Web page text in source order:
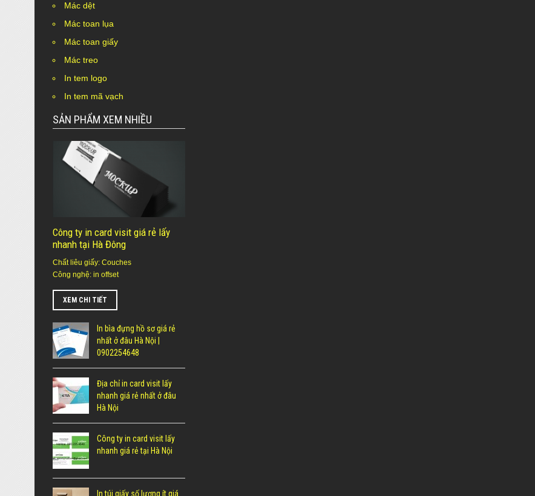
Mác dệt
Mác toan lụa
Mác toan giấy
Mác treo
In tem logo
In tem mã vạch
SẢN PHẨM XEM NHIỀU
Công ty in card visit giá rẻ lấy
nhanh tại Hà Đông
Chất liêu giấy: Couches
Công nghệ: in offset
XEM CHI TIẾT
In bìa đựng hồ sơ giá rẻ
nhất ở đâu Hà Nội |
0902254648
Địa chỉ in card visit lấy
nhanh giá rẻ nhất ở đâu
Hà Nội
Công ty in card visit lấy
nhanh giá rẻ tại Hà Nội
In túi giấy số lượng ít giá